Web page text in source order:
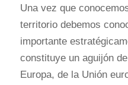
Una vez que
territorio debemos
importante
constituye un aguijón
Europa, de la Unión